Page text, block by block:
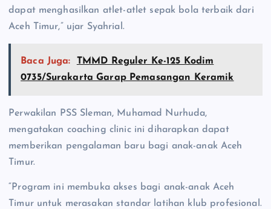
dapat menghasilkan atlet-atlet sepak bola terbaik dari
Aceh Timur,” ujar Syahrial.
Baca Juga:
TMMD Reguler Ke-125 Kodim
0735/Surakarta Garap Pemasangan Keramik
Perwakilan PSS Sleman, Muhamad Nurhuda,
mengatakan coaching clinic ini diharapkan dapat
memberikan pengalaman baru bagi anak-anak Aceh
Timur.
“Program ini membuka akses bagi anak-anak Aceh
Timur untuk merasakan standar latihan klub profesional.